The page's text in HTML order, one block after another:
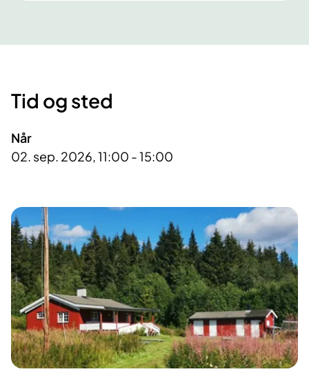
Tid og sted
Når
02. sep. 2026, 11:00 - 15:00